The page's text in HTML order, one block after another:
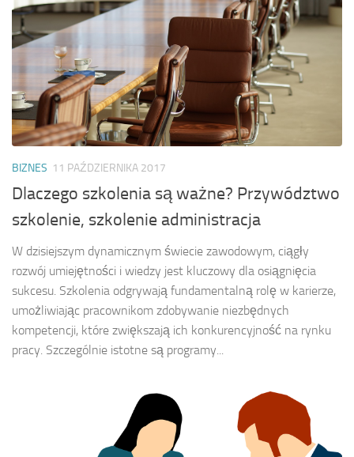
BIZNES 11 PAŹDZIERNIKA 2017
Dlaczego szkolenia są ważne? Przywództwo
szkolenie, szkolenie administracja
W dzisiejszym dynamicznym świecie zawodowym, ciągły
rozwój umiejętności i wiedzy jest kluczowy dla osiągnięcia
sukcesu. Szkolenia odgrywają fundamentalną rolę w karierze,
umożliwiając pracownikom zdobywanie niezbędnych
kompetencji, które zwiększają ich konkurencyjność na rynku
pracy. Szczególnie istotne są programy...